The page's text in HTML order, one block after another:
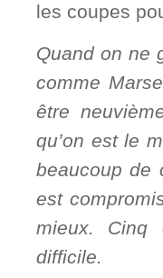
les coupes
Quand on ne
comme
être
qu’on est le
beaucoup de
est
mieux. Cinq
difficile.